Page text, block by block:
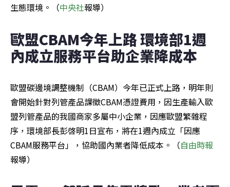
生態環境。（中央社報導）
歐盟CBAM今年上路 環境部1週
內成立服務平台助企業降成本
歐盟碳邊境調整機制（CBAM）今年已正式上路，明年則
會開始針對列管產品課徵CBAM憑證費用，因生產輸入歐
盟列管產品的我國商家多屬中小企業，因應歐盟繁雜程
序，環境部長彭啓明1日宣布，將在1週內成立「因應
CBAM服務平台」，協助國內業者降低成本。（自由時報
報導）